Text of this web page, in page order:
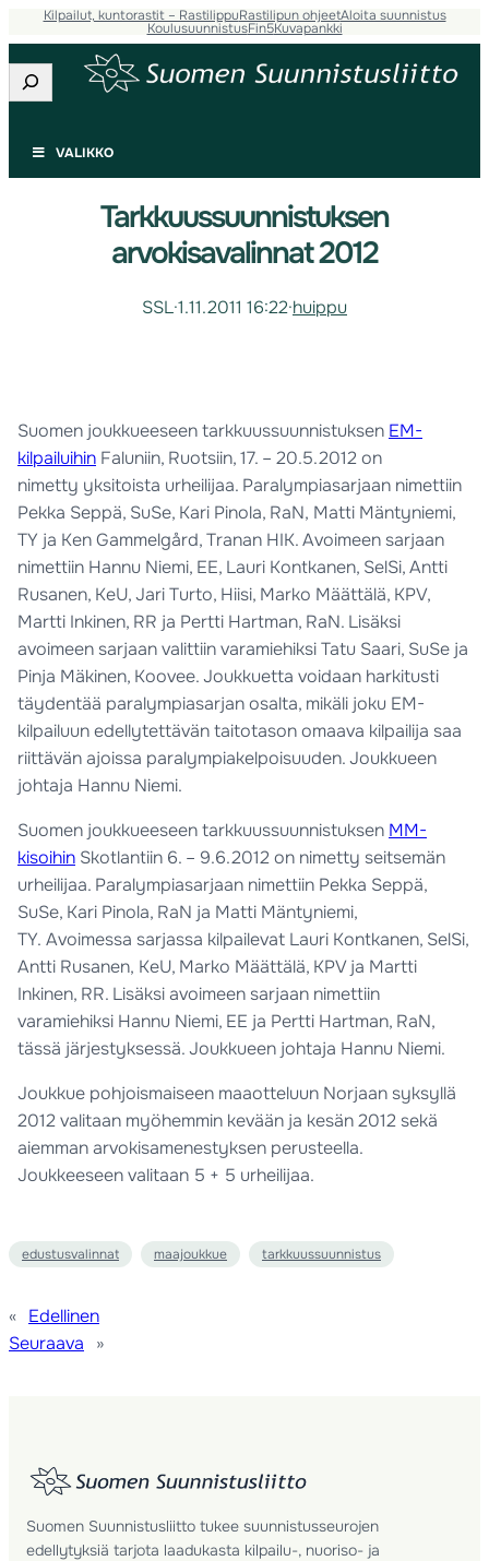
Kilpailut, kuntorastit – RastilippuRastilipun ohjeetAloita suunnistus
KoulusuunnistusFin5Kuvapankki
Etsi
VALIKKO
Tarkkuussuunnistuksen
arvokisavalinnat 2012
SSL·1.11.2011 16:22·huippu
Suomen joukkueeseen tarkkuussuunnistuksen EM-
kilpailuihin Faluniin, Ruotsiin, 17. – 20.5.2012 on
nimetty yksitoista urheilijaa. Paralympiasarjaan nimettiin
Pekka Seppä, SuSe, Kari Pinola, RaN, Matti Mäntyniemi,
TY ja Ken Gammelgård, Tranan HIK. Avoimeen sarjaan
nimettiin Hannu Niemi, EE, Lauri Kontkanen, SelSi, Antti
Rusanen, KeU, Jari Turto, Hiisi, Marko Määttälä, KPV,
Martti Inkinen, RR ja Pertti Hartman, RaN. Lisäksi
avoimeen sarjaan valittiin varamiehiksi Tatu Saari, SuSe ja
Pinja Mäkinen, Koovee. Joukkuetta voidaan harkitusti
täydentää paralympiasarjan osalta, mikäli joku EM-
kilpailuun edellytettävän taitotason omaava kilpailija saa
riittävän ajoissa paralympiakelpoisuuden. Joukkueen
johtaja Hannu Niemi.
Suomen joukkueeseen tarkkuussuunnistuksen MM-
kisoihin Skotlantiin 6. – 9.6.2012 on nimetty seitsemän
urheilijaa. Paralympiasarjaan nimettiin Pekka Seppä,
SuSe, Kari Pinola, RaN ja Matti Mäntyniemi,
TY. Avoimessa sarjassa kilpailevat Lauri Kontkanen, SelSi,
Antti Rusanen, KeU, Marko Määttälä, KPV ja Martti
Inkinen, RR. Lisäksi avoimeen sarjaan nimettiin
varamiehiksi Hannu Niemi, EE ja Pertti Hartman, RaN,
tässä järjestyksessä. Joukkueen johtaja Hannu Niemi.
Joukkue pohjoismaiseen maaotteluun Norjaan syksyllä
2012 valitaan myöhemmin kevään ja kesän 2012 sekä
aiemman arvokisamenestyksen perusteella.
Joukkeeseen valitaan 5 + 5 urheilijaa.
edustusvalinnat maajoukkue tarkkuussuunnistus
« Edellinen
Seuraava
»
Suomen Suunnistusliitto tukee suunnistusseurojen
edellytyksiä tarjota laadukasta kilpailu-, nuoriso- ja